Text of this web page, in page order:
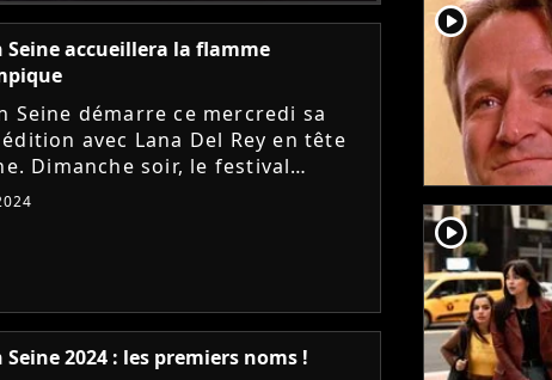
Seine accueillera la flamme
Seine démarre ce mercredi sa
avec Lana Del Rey en tête
Dimanche soir, le festival
accueillera la flamme
Seine 2024 : les premiers noms !
player2
player2